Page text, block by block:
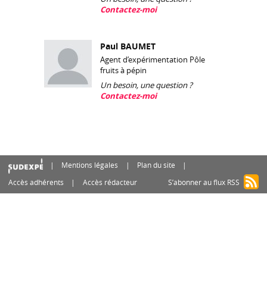
Contactez-moi
Paul BAUMET
Agent d’expérimentation Pôle
fruits à pépin
Un besoin, une question ?
Contactez-moi
Mentions légales
Plan du site
Accès adhérents
Accès rédacteur S’abonner au flux RSS